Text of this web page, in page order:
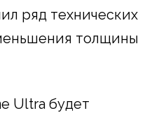
ряд технических
толщины
Ultra будет